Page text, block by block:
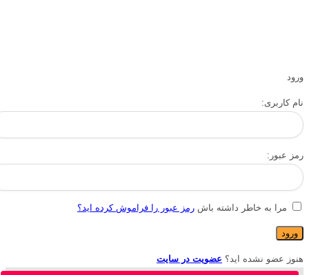
ورود
نام کاربری:
رمز عبور:
مرا به خاطر داشته باش رمز عبور را فراموش کرده اید؟
هنوز عضو نشده اید؟ عضویت در سایت